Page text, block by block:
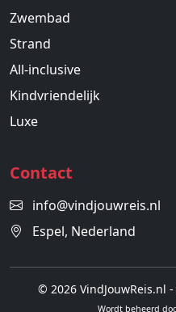
Zwembad
Strand
All-inclusive
Kindvriendelijk
Luxe
Contact
info@vindjouwreis.nl
Espel, Nederland
© 2026 VindJouwReis.nl
Wordt beheerd